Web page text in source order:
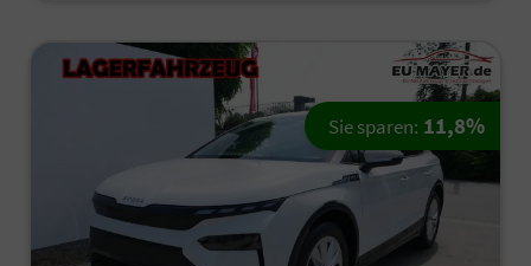
Sie sparen: 11,8%